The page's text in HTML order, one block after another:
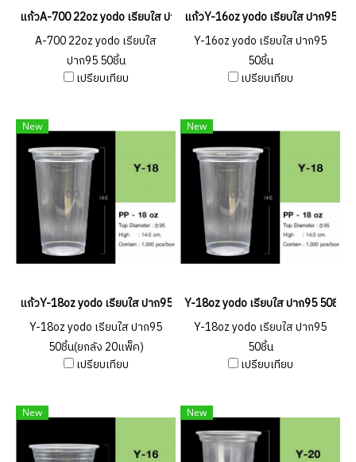
แก้วA-700 22oz yodo เรียบใส ปาก95 50ชิ้น
A-700 22oz yodo เรียบใส
ปาก95 50ชิ้น
เปรียบเทียบ
แก้วY-16oz yodo เรียบใส ปาก95 50
Y-16oz yodo เรียบใส ปาก95
50ชิ้น
เปรียบเทียบ
New
แก้วY-18oz yodo เรียบใส ปาก95 50ชิ้น(ยกลัง 20แพ็ค)
Y-18oz yodo เรียบใส ปาก95
50ชิ้น(ยกลัง 20แพ็ค)
เปรียบเทียบ
New
Y-18oz yodo เรียบใส ปาก95 50ชิ้น
Y-18oz yodo เรียบใส ปาก95
50ชิ้น
เปรียบเทียบ
New New